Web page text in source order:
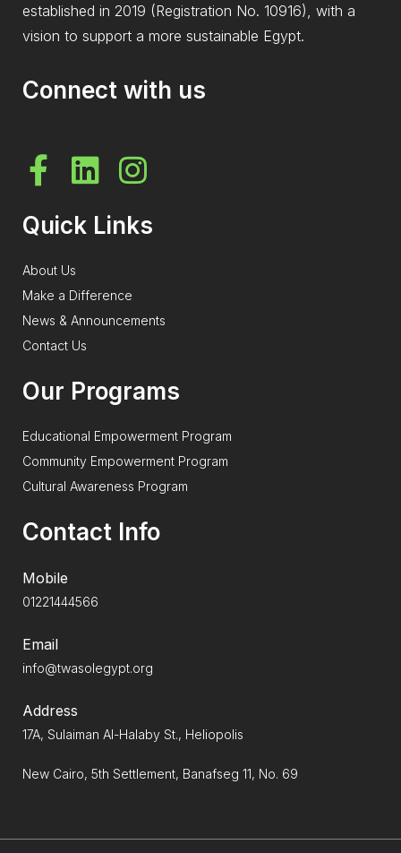
established in 2019 (Registration No. 10916), with a
vision to support a more sustainable Egypt.
Connect with us
Quick Links
About Us
Make a Difference
News & Announcements
Contact Us
Our Programs
Educational Empowerment Program
Community Empowerment Program
Cultural Awareness Program
Contact Info
Mobile
01221444566
Email
info@twasolegypt.org
Address
17A, Sulaiman Al-Halaby St., Heliopolis
New Cairo, 5th Settlement, Banafseg 11, No. 69